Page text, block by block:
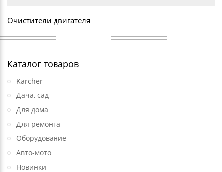
Очистители двигателя
Каталог товаров
Karcher
Дача, сад
Для дома
Для ремонта
Оборудование
Авто-мото
Новинки